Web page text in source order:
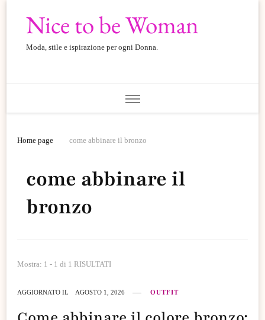
Nice to be Woman
Moda, stile e ispirazione per ogni Donna.
Home page come abbinare il bronzo
come abbinare il
bronzo
Mostra: 1 - 1 di 1 RISULTATI
AGGIORNATO IL AGOSTO 1, 2026 OUTFIT